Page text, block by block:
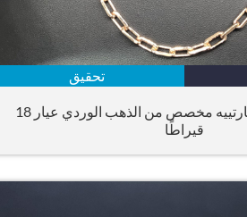
تحقيق
عقد سانتوس دي كارتييه مخصص من الذهب الوردي عيار 18
قيراطًا